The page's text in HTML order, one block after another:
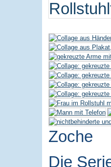
Zoche
Die